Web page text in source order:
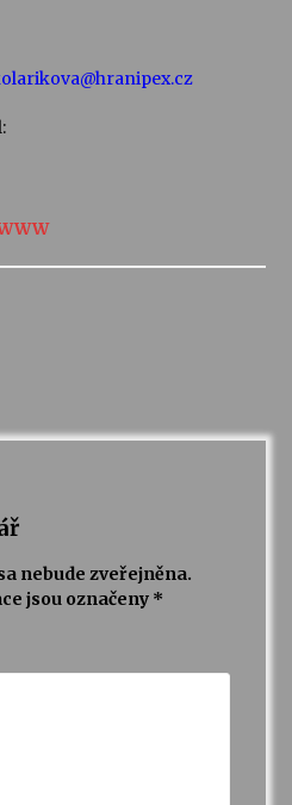
nebude zveřejněna.
jsou označeny *